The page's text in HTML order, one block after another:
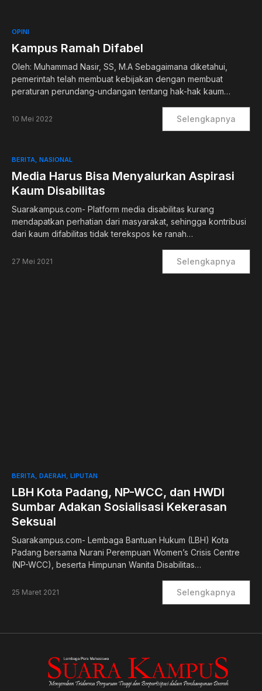
OPINI
Kampus Ramah Difabel
Oleh: Muhammad Nasir, SS, M.A Sebagaimana diketahui,
pemerintah telah membuat kebijakan dengan membuat
peraturan perundang-undangan tentang hak-hak kaum…
10 Mei 2022 Selengkapnya
BERITA NASIONAL
Media Harus Bisa Menyalurkan Aspirasi
Kaum Disabilitas
Suarakampus.com- Platform media disabilitas kurang
mendapatkan perhatian dari masyarakat, sehingga kontribusi
dari kaum difabilitas tidak terekspos ke ranah…
27 Mei 2021 Selengkapnya
BERITA DAERAH LIPUTAN
LBH Kota Padang, NP-WCC, dan HWDI
Sumbar Adakan Sosialisasi Kekerasan
Seksual
Suarakampus.com- Lembaga Bantuan Hukum (LBH) Kota
Padang bersama Nurani Perempuan Women’s Crisis Centre
(NP-WCC), beserta Himpunan Wanita Disabilitas…
25 Maret 2021 Selengkapnya